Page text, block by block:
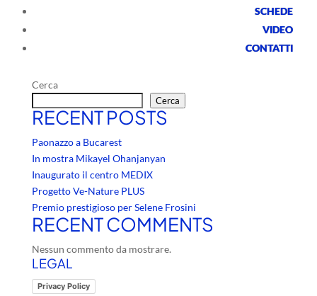
SCHEDE
VIDEO
CONTATTI
Si è riunito nei giorni scorsi il Comitato di Indirizzo del
Cerca
Cerca
RECENT POSTS
Paonazzo a Bucarest
In mostra Mikayel Ohanjanyan
Inaugurato il centro MEDIX
Progetto Ve-Nature PLUS
Premio prestigioso per Selene Frosini
RECENT COMMENTS
Nessun commento da mostrare.
LEGAL
Privacy Policy